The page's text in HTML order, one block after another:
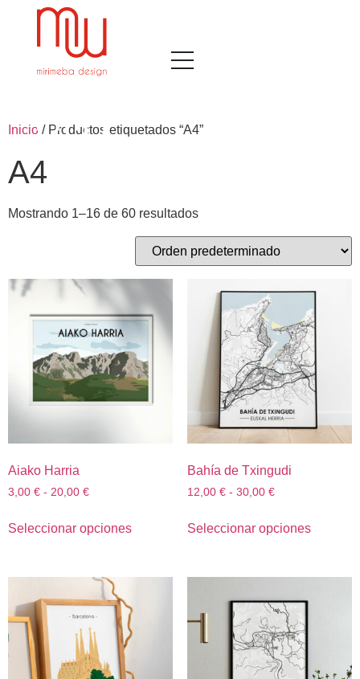
Inicio / Productos etiquetados “A4”
A4
Mostrando 1–16 de 60 resultados
Aiako Harria
3,00 € - 20,00 €
Seleccionar opciones
Bahía de Txingudi
12,00 € - 30,00 €
Seleccionar opciones